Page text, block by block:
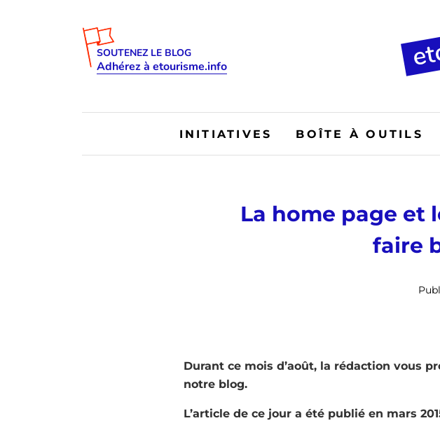
SOUTENEZ LE BLOG
Adhérez à etourisme.info
INITIATIVES BOÎTE À OUTILS
La home page et
faire
Durant ce mois d’août, la rédaction vous
notre blog.
L’article de ce jour a été publié en mars